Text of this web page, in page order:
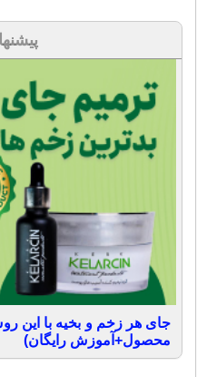
محصول+آموزش رایگان)